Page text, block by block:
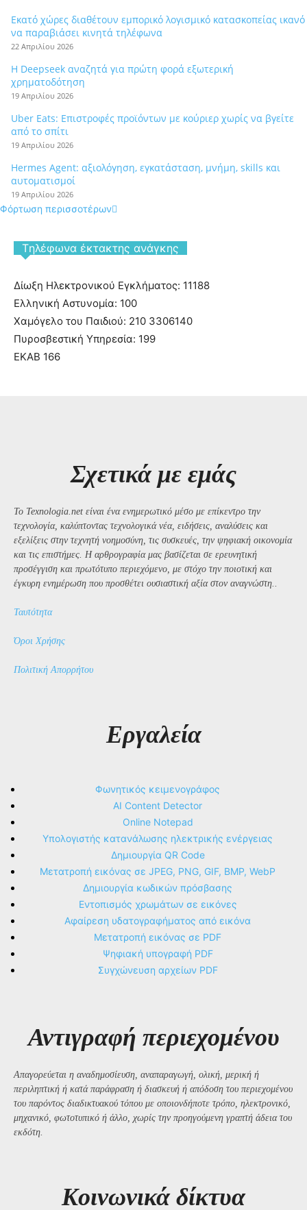
Εκατό χώρες διαθέτουν εμπορικό λογισμικό κατασκοπείας ικανό
να παραβιάσει κινητά τηλέφωνα
22 Απριλίου 2026
Η Deepseek αναζητά για πρώτη φορά εξωτερική
χρηματοδότηση
19 Απριλίου 2026
Uber Eats: Επιστροφές προϊόντων με κούριερ χωρίς να βγείτε
από το σπίτι
19 Απριλίου 2026
Hermes Agent: αξιολόγηση, εγκατάσταση, μνήμη, skills και
αυτοματισμοί
19 Απριλίου 2026
Φόρτωση περισσοτέρων
Tηλέφωνα έκτακτης ανάγκης
Δίωξη Ηλεκτρονικού Εγκλήματος: 11188
Ελληνική Αστυνομία: 100
Χαμόγελο του Παιδιού: 210 3306140
Πυροσβεστική Υπηρεσία: 199
ΕΚΑΒ 166
Σχετικά με εμάς
Το Texnologia.net είναι ένα ενημερωτικό μέσο με επίκεντρο την
τεχνολογία, καλύπτοντας τεχνολογικά νέα, ειδήσεις, αναλύσεις και
εξελίξεις στην τεχνητή νοημοσύνη, τις συσκευές, την ψηφιακή οικονομία
και τις επιστήμες. Η αρθρογραφία μας βασίζεται σε ερευνητική
προσέγγιση και πρωτότυπο περιεχόμενο, με στόχο την ποιοτική και
έγκυρη ενημέρωση που προσθέτει ουσιαστική αξία στον αναγνώστη..
Ταυτότητα
Όροι Χρήσης
Πολιτική Απορρήτου
Εργαλεία
Φωνητικός κειμενογράφος
AI Content Detector
Online Notepad
Υπολογιστής κατανάλωσης ηλεκτρικής ενέργειας
Δημιουργία QR Code
Μετατροπή εικόνας σε JPEG, PNG, GIF, BMP, WebP
Δημιουργία κωδικών πρόσβασης
Εντοπισμός χρωμάτων σε εικόνες
Αφαίρεση υδατογραφήματος από εικόνα
Μετατροπή εικόνας σε PDF
Ψηφιακή υπογραφή PDF
Συγχώνευση αρχείων PDF
Αντιγραφή περιεχομένου
Απαγορεύεται η αναδημοσίευση, αναπαραγωγή, ολική, μερική ή
περιληπτική ή κατά παράφραση ή διασκευή ή απόδοση του περιεχομένου
του παρόντος διαδικτυακού τόπου με οποιονδήποτε τρόπο, ηλεκτρονικό,
μηχανικό, φωτοτυπικό ή άλλο, χωρίς την προηγούμενη γραπτή άδεια του
εκδότη.
Kοινωνικά δίκτυα